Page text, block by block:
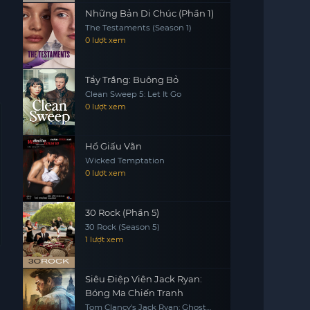
Những Bản Di Chúc (Phần 1)
The Testaments (Season 1)
0 lượt xem
Tẩy Trắng: Buông Bỏ
Clean Sweep 5: Let It Go
0 lượt xem
Hổ Giấu Vằn
Wicked Temptation
0 lượt xem
30 Rock (Phần 5)
30 Rock (Season 5)
1 lượt xem
Siêu Điệp Viên Jack Ryan:
Bóng Ma Chiến Tranh
Tom Clancy's Jack Ryan: Ghost